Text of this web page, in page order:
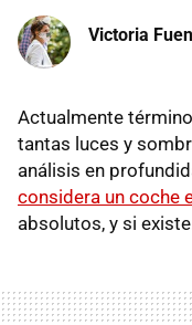
Victoria
Actualmente
tantas luces y
análisis en
considera un coche
absolutos, y si